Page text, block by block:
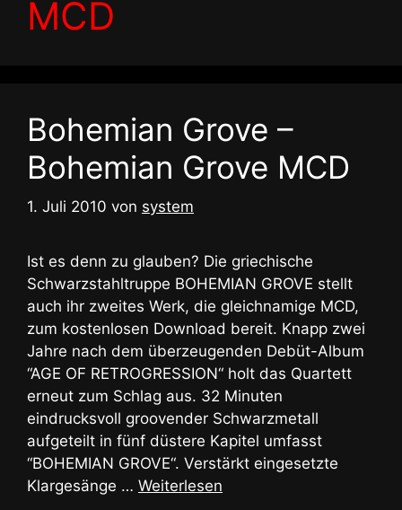
MCD
Bohemian Grove –
Bohemian Grove MCD
1. Juli 2010 von system
Ist es denn zu glauben? Die griechische
Schwarzstahltruppe BOHEMIAN GROVE stellt
auch ihr zweites Werk, die gleichnamige MCD,
zum kostenlosen Download bereit. Knapp zwei
Jahre nach dem überzeugenden Debüt-Album
“AGE OF RETROGRESSION“ holt das Quartett
erneut zum Schlag aus. 32 Minuten
eindrucksvoll groovender Schwarzmetall
aufgeteilt in fünf düstere Kapitel umfasst
“BOHEMIAN GROVE“. Verstärkt eingesetzte
Klargesänge … Weiterlesen